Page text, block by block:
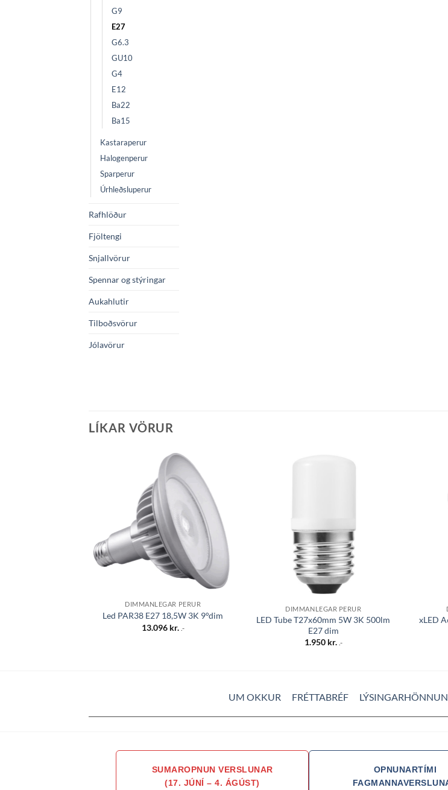
G9
E27
G6.3
GU10
G4
E12
Ba22
Ba15
Kastaraperur
Halogenperur
Sparperur
Úrhleðsluperur
Rafhlöður
Fjöltengi
Snjallvörur
Spennar og stýringar
Aukahlutir
Tilboðsvörur
Jólavörur
LÍKAR VÖRUR
Bæta á
óskalista
DIMMANLEGAR PERUR
Led PAR38 E27 18,5W 3K 9°dim
13.096 kr. .-
DIMMANLEGAR PERUR
LED Tube T27x60mm 5W 3K 500lm
E27 dim
1.950 kr. .-
xLED
UM OKKUR FRÉTTABRÉF LÝSINGARHÖNNUN
SUMAROPNUN VERSLUNAR
(17. JÚNÍ – 4. ÁGÚST)
OPNUNARTÍMI